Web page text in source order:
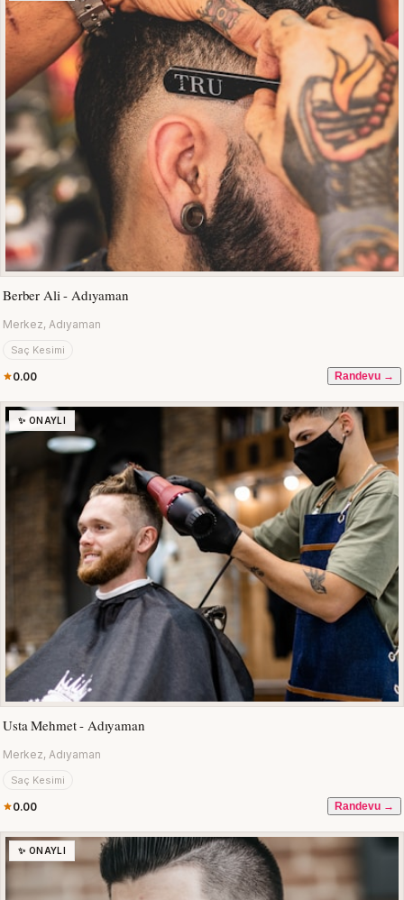
Berber Ali - Adıyaman
Merkez, Adıyaman
Saç Kesimi
0.00 Randevu →
✨ ONAYLI
Usta Mehmet - Adıyaman
Merkez, Adıyaman
Saç Kesimi
0.00 Randevu →
✨ ONAYLI